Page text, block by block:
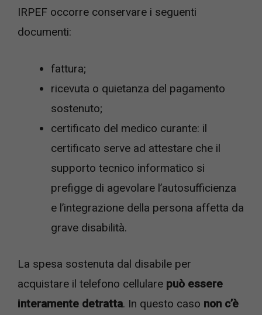
IRPEF occorre conservare i seguenti
documenti:
fattura;
ricevuta o quietanza del pagamento
sostenuto;
certificato del medico curante: il
certificato serve ad attestare che il
supporto tecnico informatico si
prefigge di agevolare l’autosufficienza
e l’integrazione della persona affetta da
grave disabilità.
La spesa sostenuta dal disabile per
acquistare il telefono cellulare può essere
interamente detratta. In questo caso non c’è